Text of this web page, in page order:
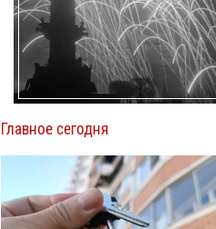
Главное сегодня